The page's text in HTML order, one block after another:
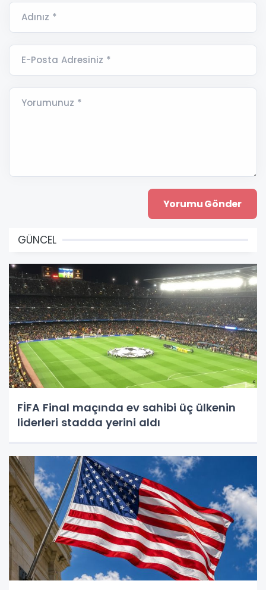
Adınız *
E-Posta Adresiniz *
Yorumunuz *
GÜNCEL
FİFA Final maçında ev sahibi üç ülkenin
liderleri stadda yerini aldı